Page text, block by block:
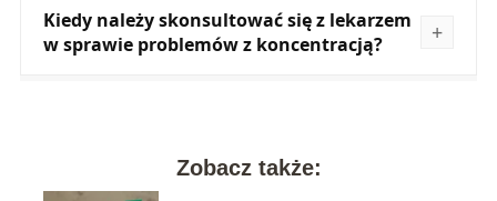
Kiedy należy skonsultować się z lekarzem
w sprawie problemów z koncentracją?
Zobacz także: